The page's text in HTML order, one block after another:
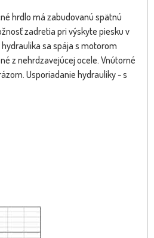
hrdlo má zabudovanú spätnú
zadretia pri výskyte piesku v
sa spája s motorom
z nehrdzavejúcej ocele. Vnútorné
Usporiadanie hydrauliky - s